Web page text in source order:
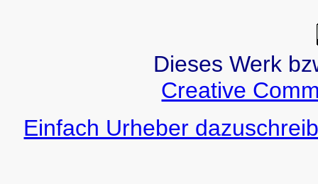
Dieses Werk
Creative
Einfach Urheber